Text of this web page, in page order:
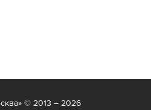
© 2013 – 2026